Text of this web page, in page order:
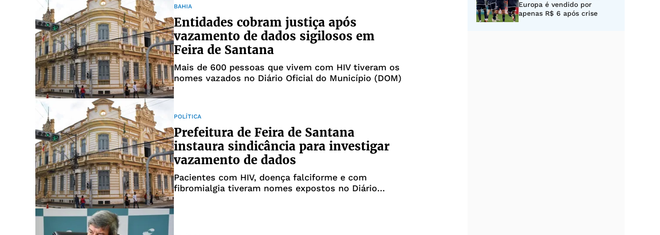
BAHIA
Entidades cobram justiça após
vazamento de dados sigilosos em
Feira de Santana
Mais de 600 pessoas que vivem com HIV tiveram os
nomes vazados no Diário Oficial do Município (DOM)
POLÍTICA
Prefeitura de Feira de Santana
instaura sindicância para investigar
vazamento de dados
Pacientes com HIV, doença falciforme e com
fibromialgia tiveram nomes expostos no Diário
Europa é vendido por
apenas R$ 6 após crise